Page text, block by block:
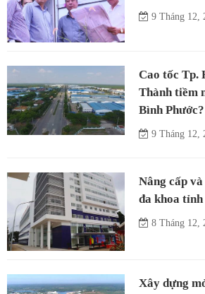
9 Tháng 12,
Cao tốc Tp.
Thành tiềm
Bình Phước?
9 Tháng 12,
Nâng cấp
đa khoa
8 Tháng 12,
Xây dựng